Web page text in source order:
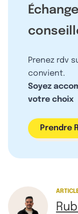
Prenez rdv
convient.
Soyez
votre choix
Prendre